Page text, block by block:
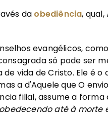
da obediência, qual,
evangélicos,
só pode ser
vida de Cristo. Ele é o
a d'Aquele que O
filial, assume a forma
até à morte